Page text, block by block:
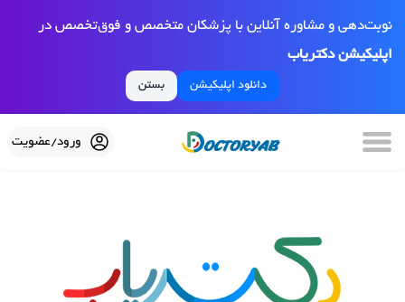
نوبت‌دهی و مشاوره آنلاین با پزشکان متخصص و فوق‌تخصص در
اپلیکیشن دکتریاب
دانلود اپلیکیشن بستن
ورود/عضویت